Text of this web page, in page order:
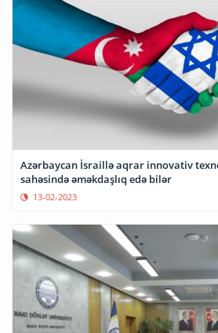
Azərbaycan İsraillə aqrar innovativ
sahəsində əməkdaşlıq edə bilər
13-02-2023